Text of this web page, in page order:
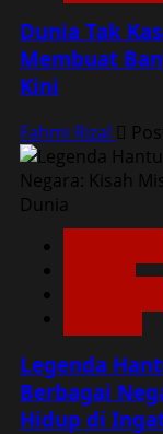
Dunia Tak
Membuat
Kini
Fahmi Rizal
Legenda
Berbagai
Hidup di